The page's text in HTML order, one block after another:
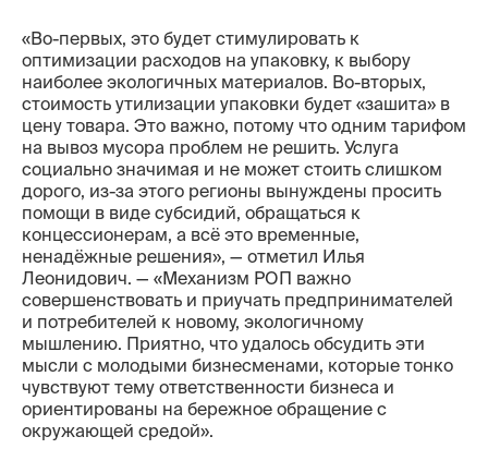
«Во-первых, это будет стимулировать к
оптимизации расходов на упаковку, к выбору
наиболее экологичных материалов. Во-вторых,
стоимость утилизации упаковки будет «зашита» в
цену товара. Это важно, потому что одним тарифом
на вывоз мусора проблем не решить. Услуга
социально значимая и не может стоить слишком
дорого, из-за этого регионы вынуждены просить
помощи в виде субсидий, обращаться к
концессионерам, а всё это временные,
ненадёжные решения», — отметил Илья
Леонидович. — «Механизм РОП важно
совершенствовать и приучать предпринимателей
и потребителей к новому, экологичному
мышлению. Приятно, что удалось обсудить эти
мысли с молодыми бизнесменами, которые тонко
чувствуют тему ответственности бизнеса и
ориентированы на бережное обращение с
окружающей средой».